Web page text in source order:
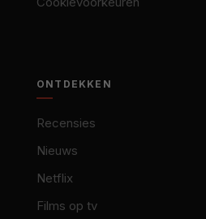
ONTDEKKEN
Recensies
Nieuws
Netflix
Films op tv